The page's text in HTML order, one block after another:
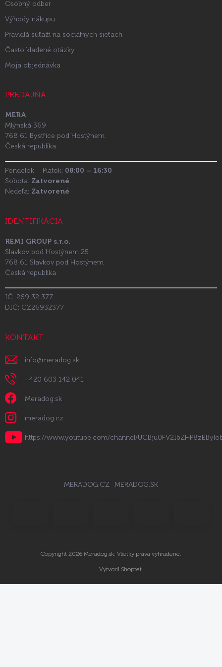
Osobný odber
Výhody nákupu
Pravidlá súťaží na sociálnych sieťach
Často kladené otázky
Moja objednávka
PREDAJŇA
MERA
Mlýnská 369
768 61 Bystřice pod Hostýnem
Česká republika
Pondelok – Piatok: 08:00 – 16:30
Sobota: Zatvorené
Nedeľa: Zatvorené
IDENTIFIKÁCIA
REMI GROUP s.r.o.
Slavkov pod Hostýnem 25
768 61 Slavkov pod Hostýnem
Česká republika
IČ: 269 32 377
DIČ: CZ26932377
KONTAKT
info@meradog.sk
+420 603 142 041
Meradog.sk
meradog.cz
https://www.youtube.com/channel/
MERADOG.CZ MERADOG.SK
Vytvoril Shoptet
Copyright 2026 Meradog.sk . Všetky práva vyhradené.